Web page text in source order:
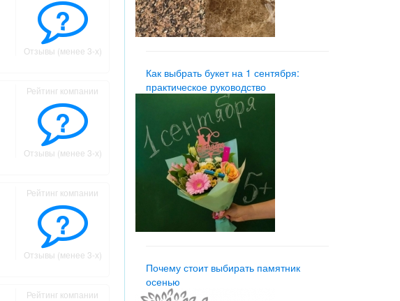
?
Отзывы (менее 3-х)
Рейтинг компании
?
Отзывы (менее 3-х)
Рейтинг компании
?
Отзывы (менее 3-х)
Рейтинг компании
Как выбрать букет на 1 сентября:
практическое руководство
Почему стоит выбирать памятник
осенью